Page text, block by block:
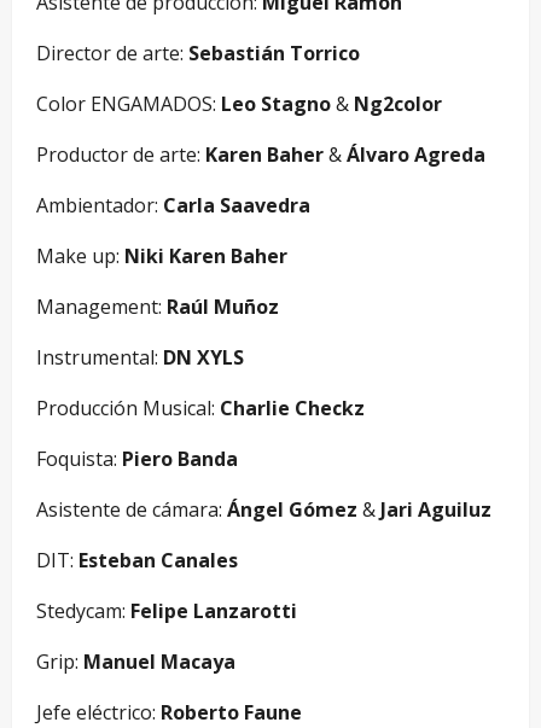
Director de arte: Sebastián Torrico
Color ENGAMADOS: Leo Stagno& Ng2color
Productor de arte: Karen Baher&Álvaro Agreda
Ambientador: Carla Saavedra
Make up: Niki Karen Baher
Management: Raúl Muñoz
Instrumental: DN XYLS
Producción Musical: Charlie Checkz
Foquista: Piero Banda
Asistente de cámara: Ángel Gómez & Jari Aguiluz
DIT: Esteban Canales
Stedycam: Felipe Lanzarotti
Grip: Manuel Macaya
Jefe eléctrico: Roberto Faune